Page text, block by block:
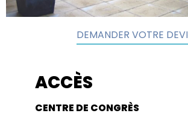
DEMANDER VOTRE
ACCÈS
CENTRE DE CONGRÈS